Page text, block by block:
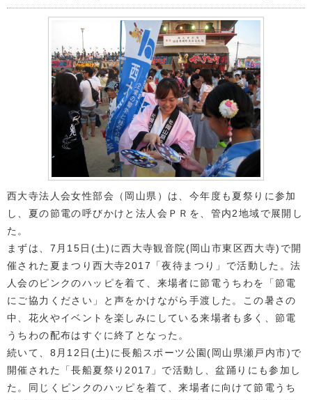
西大寺法人会女性部会（岡山県）は、今年度も夏祭りに参加
し、夏の節電の呼びかけと法人会ＰＲを、管内2地域で展開し
た。
まずは、7月15日(土)に西大寺観音院(岡山市東区西大寺)で開
催された夏まつり西大寺2017「夜待まつり」で活動した。法
人会のピンクのハッピを着て、来場者に節電うちわを「節電
にご協力ください」と声をかけながら手渡した。この暑さの
中、花火やイベントを楽しみにしている来場者も多く、節電
うちわの配布はすぐに終了となった。
続いて、8月12日(土)に長船スポーツ公園(岡山県瀬戸内市)で
開催された「長船夏祭り2017」で活動し、盆踊りにも参加し
た。同じくピンクのハッピを着て、来場者に向けて節電うち